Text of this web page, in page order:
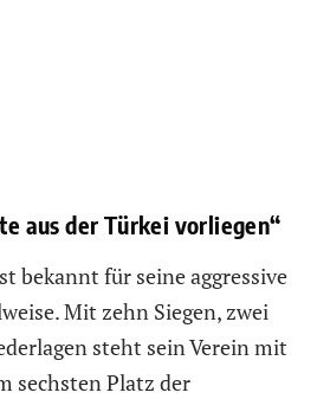
aus der Türkei vorliegen“
bekannt für seine aggressive
Mit zehn Siegen, zwei
steht sein Verein mit
sechsten Platz der